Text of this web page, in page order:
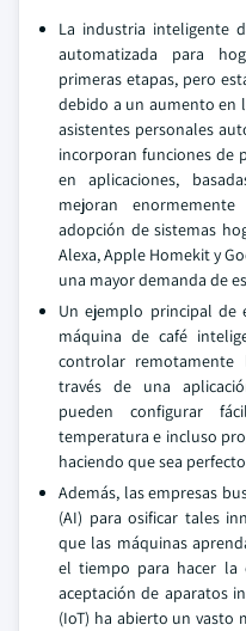
La industria inteligente
automatizada para
primeras etapas, pero
debido a un aumento en
asistentes personales
incorporan funciones de
en aplicaciones,
mejoran
adopción de sistemas
Alexa, Apple Homekit y
una mayor demanda de
Un ejemplo principal de
máquina de café
controlar
través de una
pueden configurar
temperatura e incluso
haciendo que sea
Además, las empresas
(AI) para osificar tales
que las máquinas
el tiempo para hacer la
aceptación de aparatos
(IoT) ha abierto un vasto